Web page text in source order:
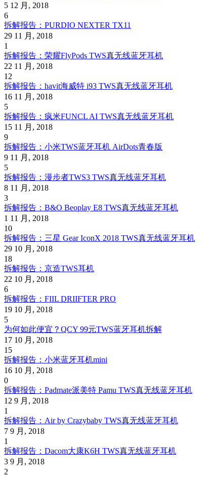
5 12 月, 2018
6
拆解报告：PURDIO NEXTER TX11
29 11 月, 2018
1
拆解报告：荣耀FlyPods TWS真无线蓝牙耳机
22 11 月, 2018
12
拆解报告：havit海威特 i93 TWS真无线蓝牙耳机
16 11 月, 2018
5
拆解报告：疯米FUNCL AI TWS真无线蓝牙耳机
15 11 月, 2018
9
拆解报告：小米TWS蓝牙耳机 AirDots青春版
9 11 月, 2018
5
拆解报告：漫步者TWS3 TWS真无线蓝牙耳机
8 11 月, 2018
3
拆解报告：B&O Beoplay E8 TWS真无线蓝牙耳机
1 11 月, 2018
10
拆解报告：三星 Gear IconX 2018 TWS真无线蓝牙耳机
29 10 月, 2018
18
拆解报告：京造TWS耳机
22 10 月, 2018
6
拆解报告：FIIL DRIIFTER PRO
19 10 月, 2018
5
为何如此便宜？QCY 99元TWS蓝牙耳机拆解
17 10 月, 2018
15
拆解报告：小米蓝牙耳机mini
16 10 月, 2018
0
拆解报告：Padmate派美特 Pamu TWS真无线蓝牙耳机
12 9 月, 2018
1
拆解报告：Air by Crazybaby TWS真无线蓝牙耳机
7 9 月, 2018
1
拆解报告：Dacom大康K6H TWS真无线蓝牙耳机
3 9 月, 2018
2